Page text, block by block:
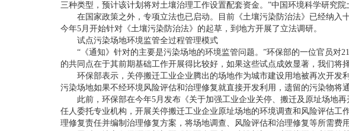
三种类型，预计该计划将对土壤治理工作设置配套资金。”中国环境科学研究
在国家政策之外，专项立法也已启动。目前《土壤污染防治法》已经纳入
今年5月开始针对《土壤污染防治法》的起草，到地方开展了立法调研。
试点污染场地环境监管全过程管理模式
“《通知》针对的主要是污染场地的环境监管问题。”环保部的一位官员对
的共同点在于其前期基础工作开展得比较好，如果这些试点成效显著，我们将
环保部表示，关停搬迁工业企业腾出的场地作为城市建设用地被再次开发
污染场地如果不经环境风险评估和治理修复就直接开发利用，遗留的污染物将
此前，环保部在今年5月发布《关于加强工业企业关停、搬迁及原址场地再
任人委托专业机构，开展关停搬迁工业企业原址场地的环境调查和风险评估
理修复责任并编制治理修复方案，将场地调查、风险评估和治理修复等所需费